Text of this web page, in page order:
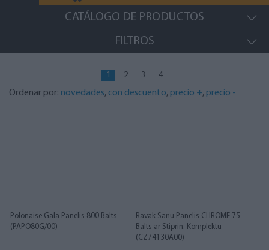
CATÁLOGO DE PRODUCTOS
FILTROS
1 2 3 4
Ordenar por: novedades, con descuento, precio +, precio -
Polonaise Gala Panelis 800 Balts
(PAPO80G/00)
Ravak Sānu Panelis CHROME 75
Balts ar Stiprin. Komplektu
(CZ74130A00)